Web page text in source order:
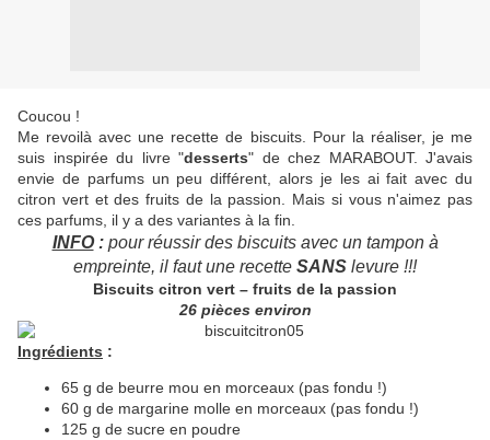
Coucou !
Me revoilà avec une recette de biscuits. Pour la réaliser, je me
suis inspirée du livre "desserts" de chez MARABOUT. J'avais
envie de parfums un peu différent, alors je les ai fait avec du
citron vert et des fruits de la passion. Mais si vous n'aimez pas
ces parfums, il y a des variantes à la fin.
INFO:pour réussir des biscuits avec un tampon à
empreinte, il faut une recette SANS levure !!!
Biscuits citron vert – fruits de la passion
26 pièces environ
Ingrédients :
65 g de beurre mou en morceaux (pas fondu !)
60 g de margarine molle en morceaux (pas fondu !)
125 g de sucre en poudre